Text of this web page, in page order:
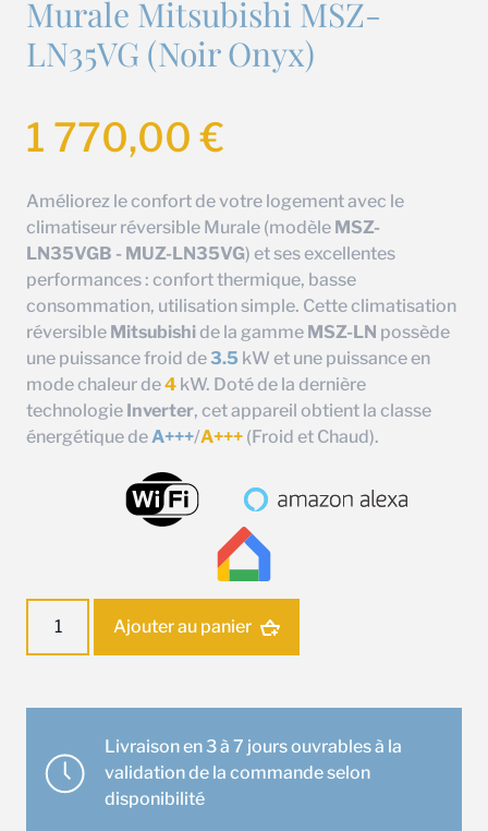
Murale Mitsubishi MSZ-
LN35VG (Noir Onyx)
1 770,00€
Améliorez le confort de votre logement avec le
climatiseur réversible Murale (modèle MSZ-
LN35VGB - MUZ-LN35VG) et ses excellentes
performances : confort thermique, basse
consommation, utilisation simple. Cette climatisation
réversible Mitsubishi de la gamme MSZ-LN possède
une puissance froid de 3.5 kW et une puissance en
mode chaleur de4 kW. Doté de la dernière
technologie Inverter, cet appareil obtient la classe
énergétique deA+++/A+++ (Froid et Chaud).
Mitsubishi
MSZ-
LN35VG
Ajouter au panier
Livraison en 3 à 7 jours ouvrables à la
validation de la commande selon
disponibilité